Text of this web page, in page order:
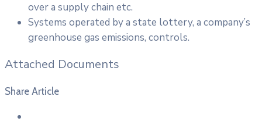
over a supply chain etc.
Systems operated by a state lottery, a company’s
greenhouse gas emissions, controls.
Attached Documents
Share Article